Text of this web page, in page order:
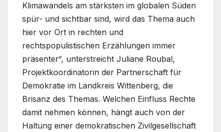
Klimawandels am stärksten im globalen Süden
spür- und sichtbar sind, wird das Thema auch
hier vor Ort in rechten und
rechtspopulistischen Erzählungen immer
präsenter“, unterstreicht Juliane Roubal,
Projektkoordinatorin der Partnerschaft für
Demokratie im Landkreis Wittenberg, die
Brisanz des Themas. Welchen Einfluss Rechte
damit nehmen können, hängt auch von der
Haltung einer demokratischen Zivilgesellschaft